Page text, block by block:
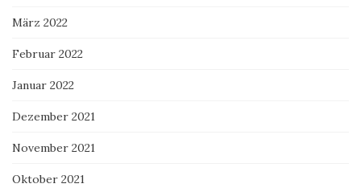
März 2022
Februar 2022
Januar 2022
Dezember 2021
November 2021
Oktober 2021